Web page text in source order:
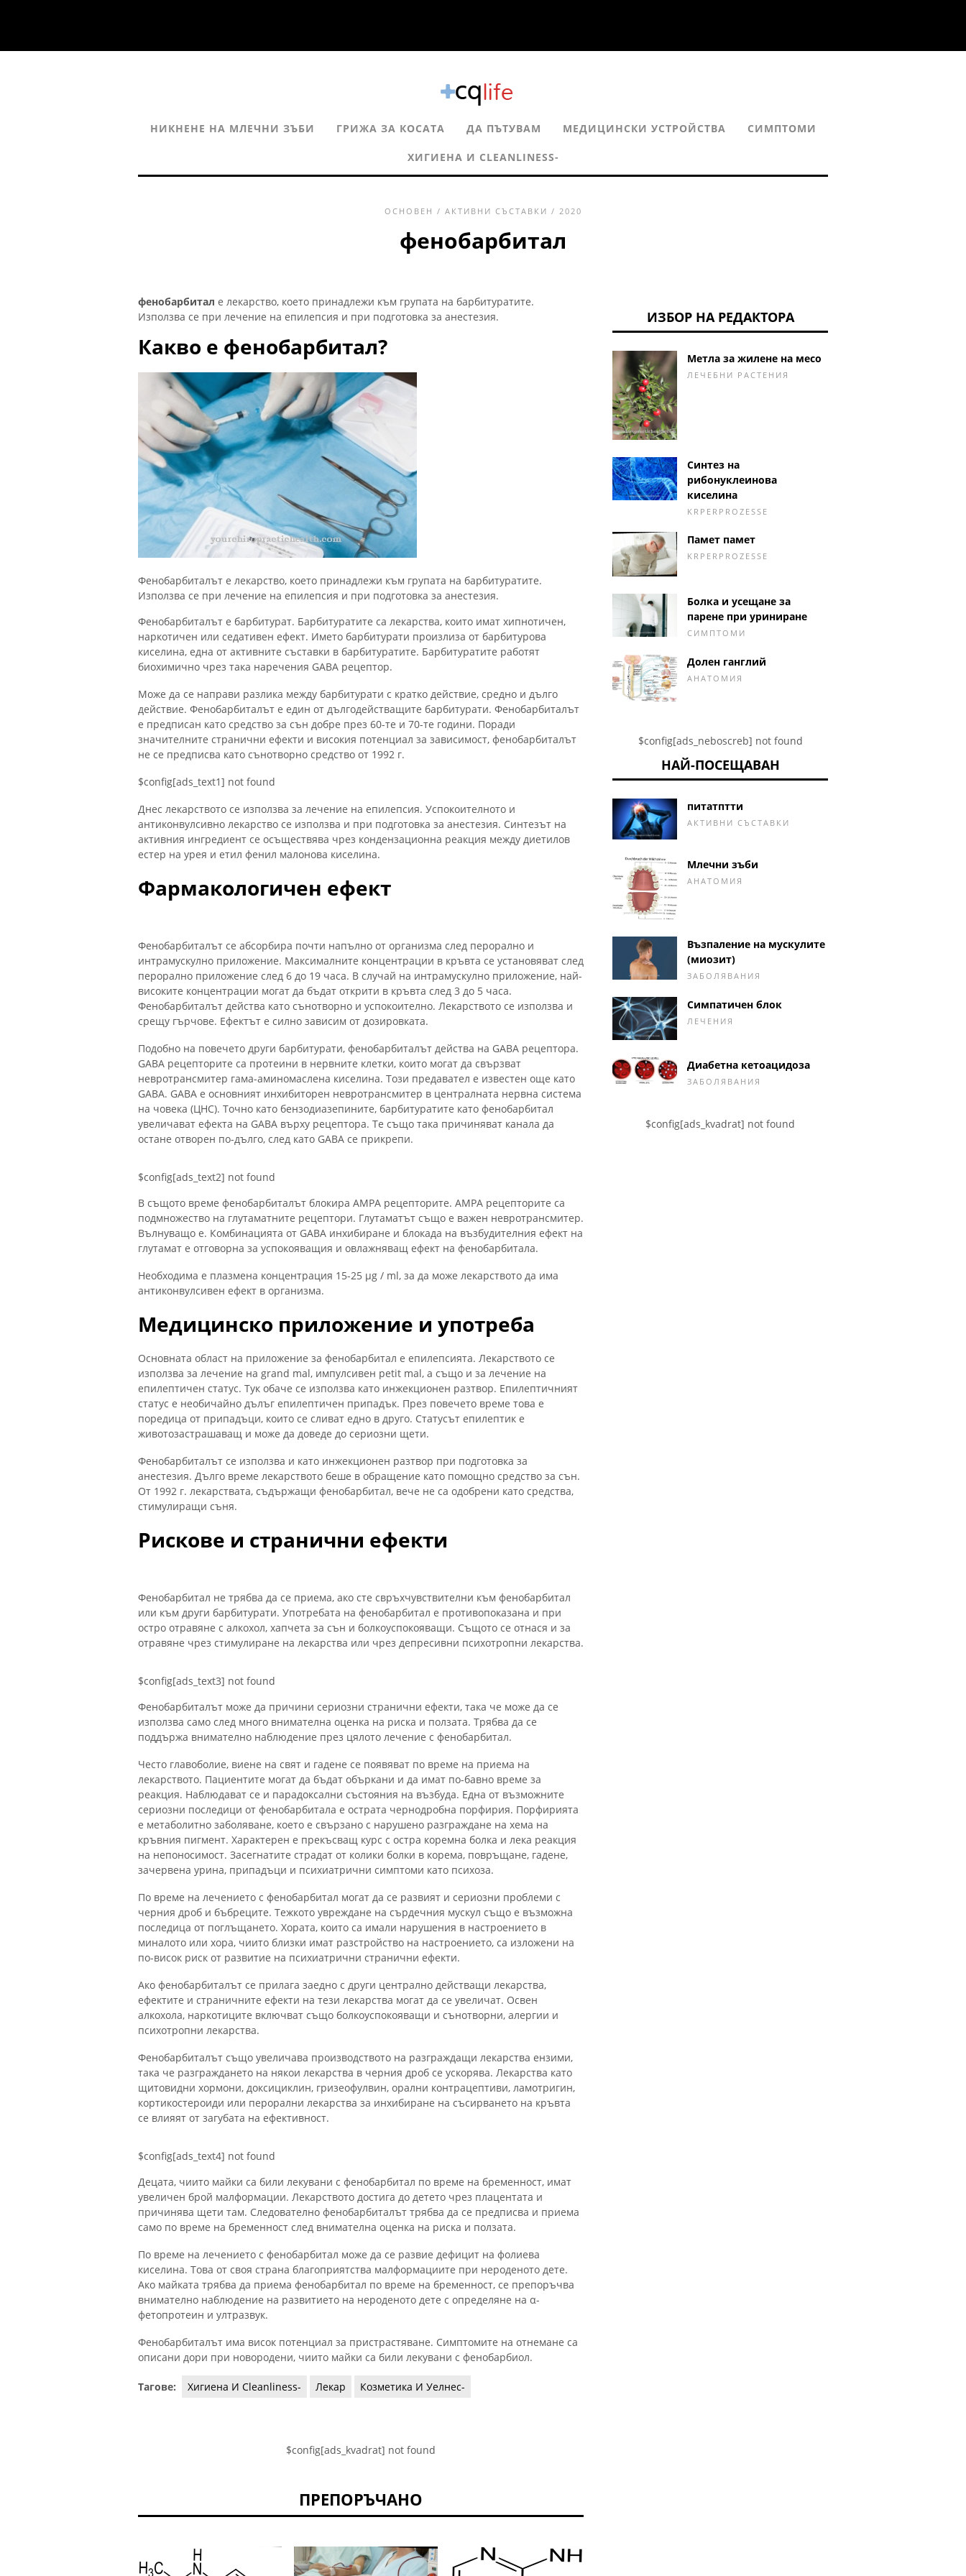
НИКНЕНЕ НА МЛЕЧНИ ЗЪБИ ГРИЖА ЗА КОСАТА ДА ПЪТУВАМ МЕДИЦИНСКИ УСТРОЙСТВА СИМПТОМИ
ХИГИЕНА И CLEANLINESS-
ОСНОВЕН / АКТИВНИ СЪСТАВКИ / 2020
фенобарбитал
фенобарбитал е лекарство, което принадлежи към групата на барбитуратите.
Използва се при лечение на епилепсия и при подготовка за анестезия.
Какво е фенобарбитал?
Фенобарбиталът е лекарство, което принадлежи към групата на барбитуратите.
Използва се при лечение на епилепсия и при подготовка за анестезия.
Фенобарбиталът е барбитурат. Барбитуратите са лекарства, които имат хипнотичен,
наркотичен или седативен ефект. Името барбитурати произлиза от барбитурова
киселина, една от активните съставки в барбитуратите. Барбитуратите работят
биохимично чрез така наречения GABA рецептор.
Може да се направи разлика между барбитурати с кратко действие, средно и дълго
действие. Фенобарбиталът е един от дългодействащите барбитурати. Фенобарбиталът
е предписан като средство за сън добре през 60-те и 70-те години. Поради
значителните странични ефекти и високия потенциал за зависимост, фенобарбиталът
не се предписва като сънотворно средство от 1992 г.
$config[ads_text1] not found
Днес лекарството се използва за лечение на епилепсия. Успокоителното и
антиконвулсивно лекарство се използва и при подготовка за анестезия. Синтезът на
активния ингредиент се осъществява чрез кондензационна реакция между диетилов
естер на урея и етил фенил малонова киселина.
Фармакологичен ефект
Фенобарбиталът се абсорбира почти напълно от организма след перорално и
интрамускулно приложение. Максималните концентрации в кръвта се установяват след
перорално приложение след 6 до 19 часа. В случай на интрамускулно приложение, най-
високите концентрации могат да бъдат открити в кръвта след 3 до 5 часа.
Фенобарбиталът действа като сънотворно и успокоително. Лекарството се използва и
срещу гърчове. Ефектът е силно зависим от дозировката.
Подобно на повечето други барбитурати, фенобарбиталът действа на GABA рецептора.
GABA рецепторите са протеини в нервните клетки, които могат да свързват
невротрансмитер гама-аминомаслена киселина. Този предавател е известен още като
GABA. GABA е основният инхибиторен невротрансмитер в централната нервна система
на човека (ЦНС). Точно като бензодиазепините, барбитуратите като фенобарбитал
увеличават ефекта на GABA върху рецептора. Те също така причиняват канала да
остане отворен по-дълго, след като GABA се прикрепи.
$config[ads_text2] not found
В същото време фенобарбиталът блокира AMPA рецепторите. AMPA рецепторите са
подмножество на глутаматните рецептори. Глутаматът също е важен невротрансмитер.
Вълнуващо е. Комбинацията от GABA инхибиране и блокада на възбудителния ефект на
глутамат е отговорна за успокояващия и овлажняващ ефект на фенобарбитала.
Необходима е плазмена концентрация 15-25 µg / ml, за да може лекарството да има
антиконвулсивен ефект в организма.
Медицинско приложение и употреба
Основната област на приложение за фенобарбитал е епилепсията. Лекарството се
използва за лечение на grand mal, импулсивен petit mal, а също и за лечение на
епилептичен статус. Тук обаче се използва като инжекционен разтвор. Епилептичният
статус е необичайно дълъг епилептичен припадък. През повечето време това е
поредица от припадъци, които се сливат едно в друго. Статусът епилептик е
животозастрашаващ и може да доведе до сериозни щети.
Фенобарбиталът се използва и като инжекционен разтвор при подготовка за
анестезия. Дълго време лекарството беше в обращение като помощно средство за сън.
От 1992 г. лекарствата, съдържащи фенобарбитал, вече не са одобрени като средства,
стимулиращи съня.
Рискове и странични ефекти
Фенобарбитал не трябва да се приема, ако сте свръхчувствителни към фенобарбитал
или към други барбитурати. Употребата на фенобарбитал е противопоказана и при
остро отравяне с алкохол, хапчета за сън и болкоуспокояващи. Същото се отнася и за
отравяне чрез стимулиране на лекарства или чрез депресивни психотропни лекарства.
$config[ads_text3] not found
Фенобарбиталът може да причини сериозни странични ефекти, така че може да се
използва само след много внимателна оценка на риска и ползата. Трябва да се
поддържа внимателно наблюдение през цялото лечение с фенобарбитал.
Често главоболие, виене на свят и гадене се появяват по време на приема на
лекарството. Пациентите могат да бъдат объркани и да имат по-бавно време за
реакция. Наблюдават се и парадоксални състояния на възбуда. Една от възможните
сериозни последици от фенобарбитала е острата чернодробна порфирия. Порфирията
е метаболитно заболяване, което е свързано с нарушено разграждане на хема на
кръвния пигмент. Характерен е прекъсващ курс с остра коремна болка и лека реакция
на непоносимост. Засегнатите страдат от колики болки в корема, повръщане, гадене,
зачервена урина, припадъци и психиатрични симптоми като психоза.
По време на лечението с фенобарбитал могат да се развият и сериозни проблеми с
черния дроб и бъбреците. Тежкото увреждане на сърдечния мускул също е възможна
последица от поглъщането. Хората, които са имали нарушения в настроението в
миналото или хора, чиито близки имат разстройство на настроението, са изложени на
по-висок риск от развитие на психиатрични странични ефекти.
Ако фенобарбиталът се прилага заедно с други централно действащи лекарства,
ефектите и страничните ефекти на тези лекарства могат да се увеличат. Освен
алкохола, наркотиците включват също болкоуспокояващи и сънотворни, алергии и
психотропни лекарства.
Фенобарбиталът също увеличава производството на разграждащи лекарства ензими,
така че разграждането на някои лекарства в черния дроб се ускорява. Лекарства като
щитовидни хормони, доксициклин, гризеофулвин, орални контрацептиви, ламотригин,
кортикостероиди или перорални лекарства за инхибиране на съсирването на кръвта
се влияят от загубата на ефективност.
$config[ads_text4] not found
Децата, чиито майки са били лекувани с фенобарбитал по време на бременност, имат
увеличен брой малформации. Лекарството достига до детето чрез плацентата и
причинява щети там. Следователно фенобарбиталът трябва да се предписва и приема
само по време на бременност след внимателна оценка на риска и ползата.
По време на лечението с фенобарбитал може да се развие дефицит на фолиева
киселина. Това от своя страна благоприятства малформациите при нероденото дете.
Ако майката трябва да приема фенобарбитал по време на бременност, се препоръчва
внимателно наблюдение на развитието на нероденото дете с определяне на α-
фетопротеин и ултразвук.
Фенобарбиталът има висок потенциал за пристрастяване. Симптомите на отнемане са
описани дори при новородени, чиито майки са били лекувани с фенобарбиол.
Тагове: Хигиена И Cleanliness- Лекар Козметика И Уелнес-
$config[ads_kvadrat] not found
ПРЕПОРЪЧАНО
ИЗБОР НА РЕДАКТОРА
Метла за жилене на месо
ЛЕЧЕБНИ РАСТЕНИЯ
Синтез на
рибонуклеинова
киселина
KRPERPROZESSE
Памет памет
KRPERPROZESSE
Болка и усещане за
парене при уриниране
СИМПТОМИ
Долен ганглий
АНАТОМИЯ
$config[ads_neboscreb] not found
НАЙ-ПОСЕЩАВАН
питатптти
АКТИВНИ СЪСТАВКИ
Млечни зъби
АНАТОМИЯ
Възпаление на мускулите
(миозит)
ЗАБОЛЯВАНИЯ
Симпатичен блок
ЛЕЧЕНИЯ
Диабетна кетоацидоза
ЗАБОЛЯВАНИЯ
$config[ads_kvadrat] not found